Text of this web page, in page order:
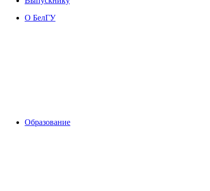
О БелГУ
Образование